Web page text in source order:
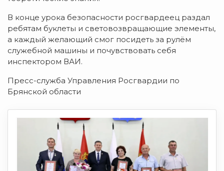
В конце урока безопасности росгвардеец раздал
ребятам буклеты и световозвращающие элементы,
а каждый желающий смог посидеть за рулём
служебной машины и почувствовать себя
инспектором ВАИ.
Пресс-служба Управления Росгвардии по
Брянской области